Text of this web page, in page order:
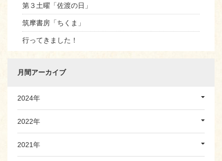
第３土曜「佐渡の日」
筑摩書房「ちくま」
行ってきました！
月間アーカイブ
2024年
2022年
2021年